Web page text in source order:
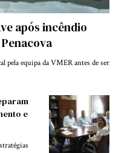
após incêndio
pela equipa da VMER antes de ser
e